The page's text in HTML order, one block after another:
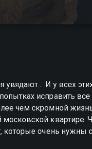
увядают… И у всех
исправить
чем скромной
которые очень
в котором